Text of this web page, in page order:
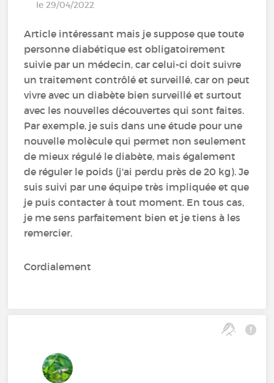
le 29/04/2022
Article intéressant mais je suppose que toute
personne diabétique est obligatoirement
suivie par un médecin, car celui-ci doit suivre
un traitement contrôlé et surveillé, car on peut
vivre avec un diabète bien surveillé et surtout
avec les nouvelles découvertes qui sont faites.
Par exemple, je suis dans une étude pour une
nouvelle molècule qui permet non seulement
de mieux régulé le diabète, mais également
de réguler le poids (j'ai perdu près de 20 kg). Je
suis suivi par une équipe très impliquée et que
je puis contacter à tout moment. En tous cas,
je me sens parfaitement bien et je tiens à les
remercier.
Cordialement